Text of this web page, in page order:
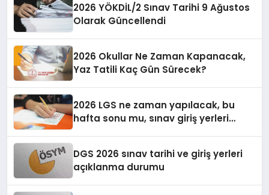
2026 YÖKDİL/2 Sınav Tarihi 9 Ağustos
Olarak Güncellendi
2026 Okullar Ne Zaman Kapanacak,
Yaz Tatili Kaç Gün Sürecek?
2026 LGS ne zaman yapılacak, bu
hafta sonu mu, sınav giriş yerleri
DGS 2026 sınav tarihi ve giriş yerleri
açıklanma durumu